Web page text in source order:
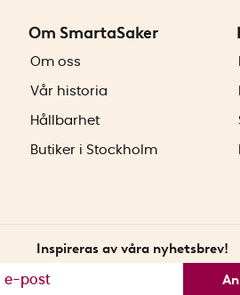
Om SmartaSaker
Om oss
Vår historia
Hållbarhet
Butiker i Stockholm
Inspireras av våra nyhetsbrev!